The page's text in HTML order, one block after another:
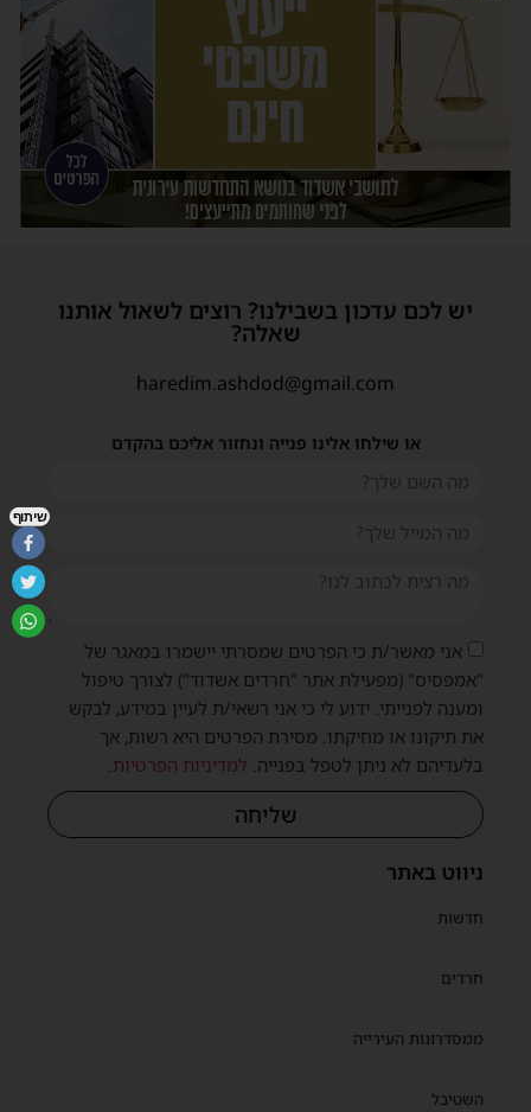
ניווט באתר
חדשות
חרדים
ממסדרונות העירייה
השטיבל
יש לכם עדכון בשבילנו? רוצים לשאול אותנו
שאלה?
haredim.ashdod@gmail.com
או שילחו אלינו פנייה ונחזור אליכם בהקדם
אני מאשר/ת כי הפרטים שמסרתי יישמרו במאגר של
"אמפסיס" (מפעילת אתר "חרדים אשדוד") לצורך טיפול
ומענה לפנייתי. ידוע לי כי אני רשאי/ת לעיין במידע, לבקש
את תיקונו או מחיקתו. מסירת הפרטים היא רשות, אך
בלעדיהם לא ניתן לטפל בפנייה. למדיניות הפרטיות
שליחה
שיתוף